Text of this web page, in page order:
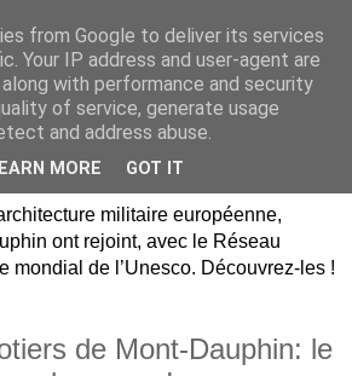
Mont-Dauphin,
Hautes-
militaire européenne,
ont rejoint, avec le Réseau
mondial de l’Unesco. Découvrez-les !
de Mont-Dauphin: le
from Google to deliver its services
Your IP address and user-agent are
with performance and security
of service, generate usage
and address abuse.
MORE GOT IT